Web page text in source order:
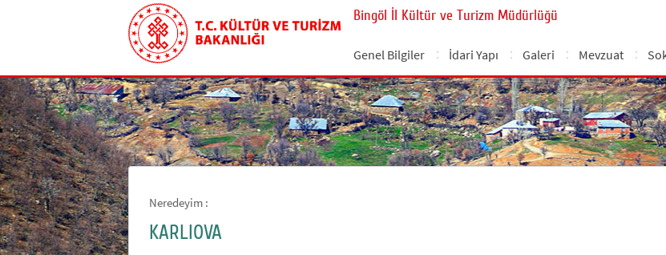
Bingöl İl Kültür ve Turizm Müdürlüğü
Genel Bilgiler İdari Yapı Galeri Mevzuat
Neredeyim :
KARLIOVA